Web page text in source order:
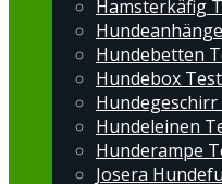
Hamsterkäfig
Hundebetten
Hundebox Test
Hundeleinen
Hunderampe
Josera